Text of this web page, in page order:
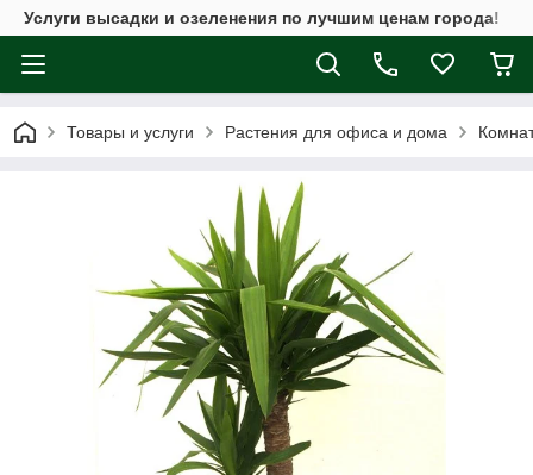
Услуги высадки и озеленения по лучшим ценам города!
Товары и услуги Растения для офиса и дома